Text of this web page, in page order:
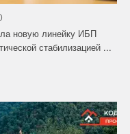
новую линейку ИБП
стабилизацией ...